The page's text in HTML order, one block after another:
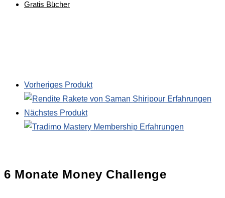
Gratis Bücher
Vorheriges Produkt
Nächstes Produkt
6 Monate Money Challenge